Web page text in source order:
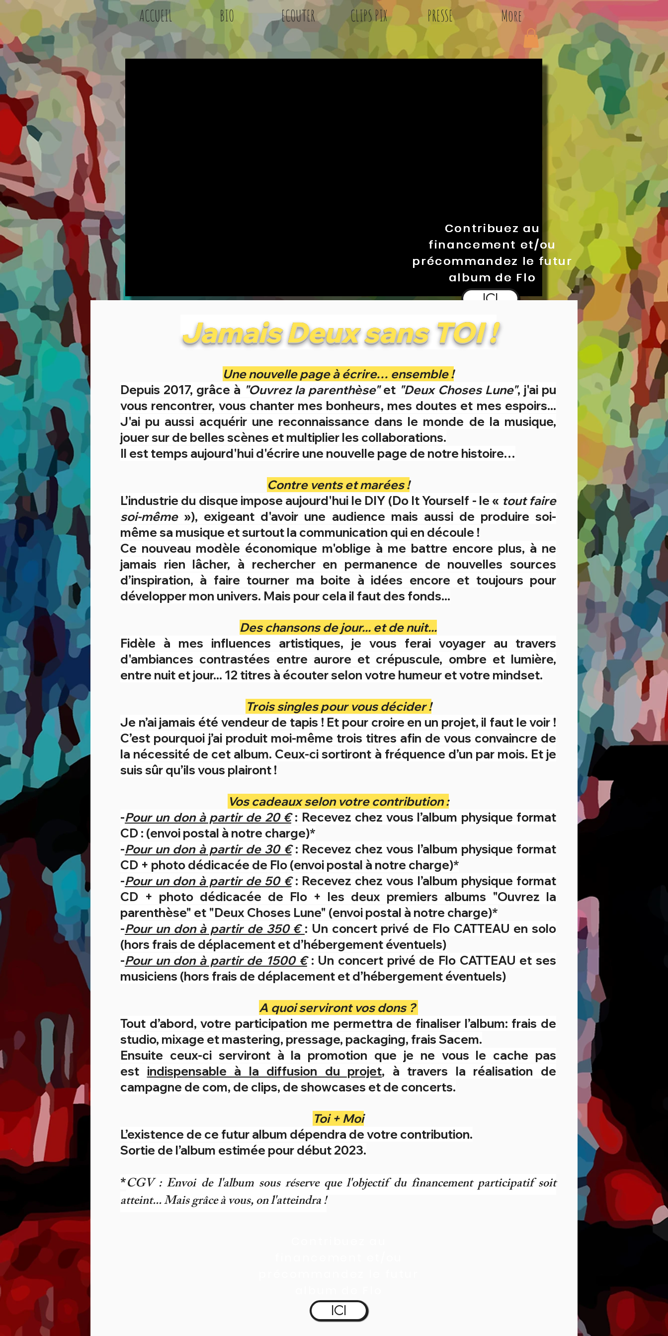
ACCUEIL BIO ECOUTER CLIPS PIX PRESSE More
Contribuez au
financement et/ou
précommandez le futur
album de Flo
Contribuez au
financement et/ou
précommandez le futur
album de Flo
ICI
Contribuez au
financement et/ou
précommandez le futur
album de Flo
Jamais Deux sans TOI !
Une nouvelle page à écrire… ensemble !
Depuis 2017, grâce à "Ouvrez la parenthèse"et "Deux Choses Lune", j'ai pu
vous rencontrer, vous chanter mes bonheurs, mes doutes et mes espoirs...
J'ai pu aussi acquérir une reconnaissance dans le monde de la musique,
jouer sur de belles scènes et multiplier les collaborations.
Il est temps aujourd'hui d'écrire une nouvelle page de notre histoire…
Contre vents et marées !
L’industrie du disque impose aujourd'hui le DIY (Do It Yourself - le « tout faire
soi-même »), exigeant d'avoir une audience mais aussi de produire soi-
même sa musique et surtout la communication qui en découle !
Ce nouveau modèle économique m'oblige à me battre encore plus, à ne
jamais rien lâcher, à rechercher en permanence de nouvelles sources
d’inspiration, à faire tourner ma boite à idées encore et toujours pour
développer mon univers. Mais pour cela il faut des fonds...
Des chansons de jour... et de nuit...
Fidèle à mes influences artistiques, je vous ferai voyager au travers
d'ambiances contrastées entre aurore et crépuscule, ombre et lumière,
entre nuit et jour... 12 titres à écouter selon votre humeur et votre mindset.
Trois singles pour vous décider !
Je n’ai jamais été vendeur de tapis ! Et pour croire en un projet, il faut le voir !
C’est pourquoi j’ai produit moi-même trois titres afin de vous convaincre de
la nécessité de cet album. Ceux-ci sortiront à fréquence d’un par mois. Et je
suis sûr qu’ils vous plairont !
Vos cadeaux selon votre contribution :
-Pour un don à partir de 20 €: Recevez chez vous l’album physique format
CD : (envoi postal à notre charge)*
-Pour un don à partir de 30 €: Recevez chez vous l’album physique format
CD + photo dédicacée de Flo (envoi postal à notre charge)*
-Pour un don à partir de 50 €: Recevez chez vous l’album physique format
CD + photo dédicacée de Flo + les deux premiers albums "Ouvrez la
parenthèse" et "Deux Choses Lune" (envoi postal à notre charge)*
-Pour un don à partir de 350 € : Un concert privé de Flo CATTEAU en solo
(hors frais de déplacement et d’hébergement éventuels)
-Pour un don à partir de 1500 €: Un concert privé de Flo CATTEAU et ses
musiciens (hors frais de déplacement et d’hébergement éventuels)
A quoi serviront vos dons ?
Tout d’abord, votre participation me permettra de finaliser l’album: frais de
studio, mixage et mastering, pressage, packaging, frais Sacem.
Ensuite ceux-ci serviront à la promotion que je ne vous le cache pas
est indispensable à la diffusion du projet, à travers la réalisation de
campagne de com, de clips, de showcases et de concerts.
Toi + Moi
L’existence de ce futur album dépendra de votre contribution.
Sortie de l’album estimée pour début 2023.
*CGV : Envoi de l'album sous réserve que l'objectif du financement participatif soit
atteint... Mais grâce à vous, on l'atteindra !
ICI